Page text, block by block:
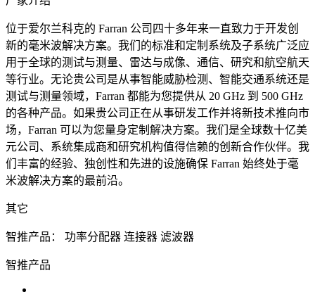
位于爱尔兰科克的 Farran 公司四十多年来一直致力于开发创
新的毫米波解决方案。我们的标准和定制系统及子系统广泛应
用于全球的测试与测量、雷达与成像、通信、研究和航空航天
等行业。无论贵公司是从事智能威胁检测、智能交通系统还是
测试与测量领域，Farran 都能为您提供从 20 GHz 到 500 GHz
的各种产品。如果贵公司正在从事研发工作并将新技术推向市
场，Farran 可以为您量身定制解决方案。我们是全球数十亿美
元公司、系统集成商和研究机构值得信赖的创新合作伙伴。我
们丰富的经验、独创性和先进的设施确保 Farran 始终处于毫
米波解决方案的最前沿。
其它
智推产品： 功率分配器 连接器 滤波器
智推产品